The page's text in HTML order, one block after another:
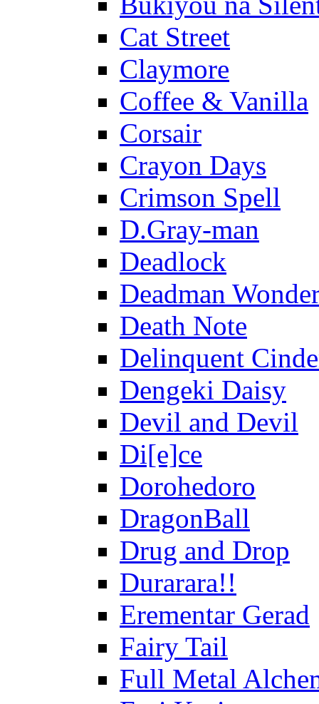
Cat Street
Claymore
Coffee & Vanilla
Corsair
Crayon Days
Crimson Spell
D.Gray-man
Deadlock
Deadman
Death Note
Delinquent
Dengeki Daisy
Devil and Devil
Di[e]ce
Dorohedoro
DragonBall
Drug and Drop
Durarara!!
Erementar Gerad
Fairy Tail
Full Metal